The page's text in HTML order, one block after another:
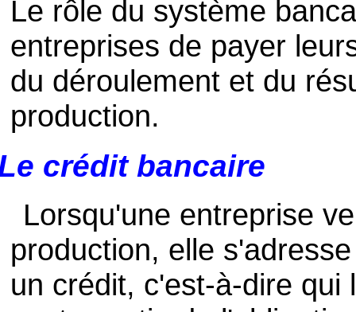
Le rôle du système
entreprises de payer
du déroulement et du
production.
crédit bancaire
Lorsqu'une entreprise
production, elle
un crédit, c'est-à-dire qui